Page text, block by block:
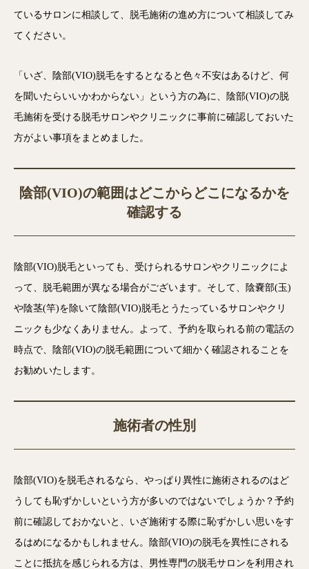
ているサロンに相談して、脱毛施術の進め方について相談してみ
てください。
「いざ、陰部(VIO)脱毛をするとなると色々不安はあるけど、何
を聞いたらいいかわからない」という方の為に、陰部(VIO)の脱
毛施術を受ける脱毛サロンやクリニックに事前に確認しておいた
方がよい事項をまとめました。
陰部(VIO)の範囲はどこからどこになるかを
確認する
陰部(VIO)脱毛といっても、受けられるサロンやクリニックによ
って、脱毛範囲が異なる場合がございます。そして、陰嚢部(玉)
や陰茎(竿)を除いて陰部(VIO)脱毛とうたっているサロンやクリ
ニックも少なくありません。よって、予約を取られる前の電話の
時点で、陰部(VIO)の脱毛範囲について細かく確認されることを
お勧めいたします。
施術者の性別
陰部(VIO)を脱毛されるなら、やっぱり異性に施術されるのはど
うしても恥ずかしいという方が多いのではないでしょうか？予約
前に確認しておかないと、いざ施術する際に恥ずかしい思いをす
るはめになるかもしれません。陰部(VIO)の脱毛を異性にされる
ことに抵抗を感じられる方は、男性専門の脱毛サロンを利用され